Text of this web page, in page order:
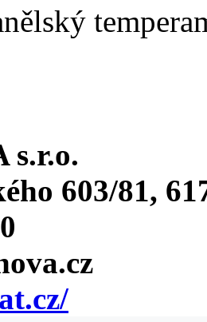
s.r.o.
603/81,